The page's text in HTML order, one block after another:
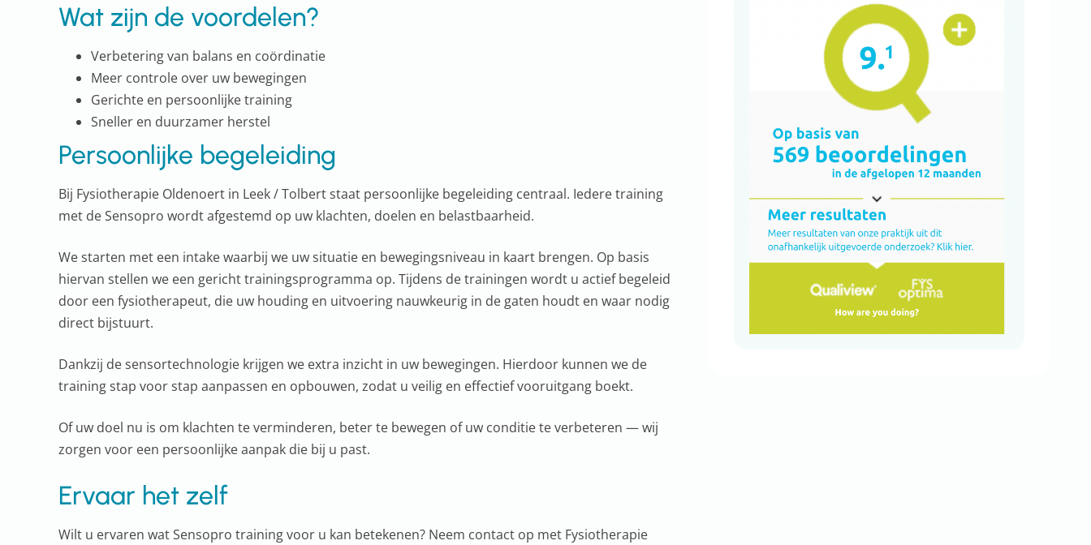
Wat zijn de voordelen?
Verbetering van balans en coördinatie
Meer controle over uw bewegingen
Gerichte en persoonlijke training
Sneller en duurzamer herstel
Persoonlijke begeleiding
Bij Fysiotherapie Oldenoert in Leek / Tolbert staat persoonlijke begeleiding centraal. Iedere training
met de Sensopro wordt afgestemd op uw klachten, doelen en belastbaarheid.
We starten met een intake waarbij we uw situatie en bewegingsniveau in kaart brengen. Op basis
hiervan stellen we een gericht trainingsprogramma op. Tijdens de trainingen wordt u actief begeleid
door een fysiotherapeut, die uw houding en uitvoering nauwkeurig in de gaten houdt en waar nodig
direct bijstuurt.
Dankzij de sensortechnologie krijgen we extra inzicht in uw bewegingen. Hierdoor kunnen we de
training stap voor stap aanpassen en opbouwen, zodat u veilig en effectief vooruitgang boekt.
Of uw doel nu is om klachten te verminderen, beter te bewegen of uw conditie te verbeteren — wij
zorgen voor een persoonlijke aanpak die bij u past.
Ervaar het zelf
Wilt u ervaren wat Sensopro training voor u kan betekenen? Neem contact op met Fysiotherapie